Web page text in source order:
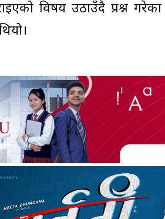
विषय उठाउँदै प्रश्न